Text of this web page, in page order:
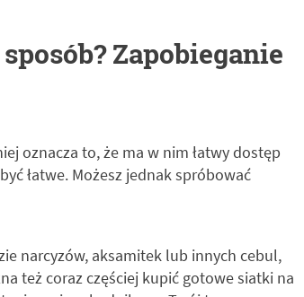
Zapobieganie
oznacza to, że ma w nim łatwy dostęp
łatwe. Możesz jednak spróbować
narcyzów, aksamitek lub innych cebul,
też coraz częściej kupić gotowe siatki na